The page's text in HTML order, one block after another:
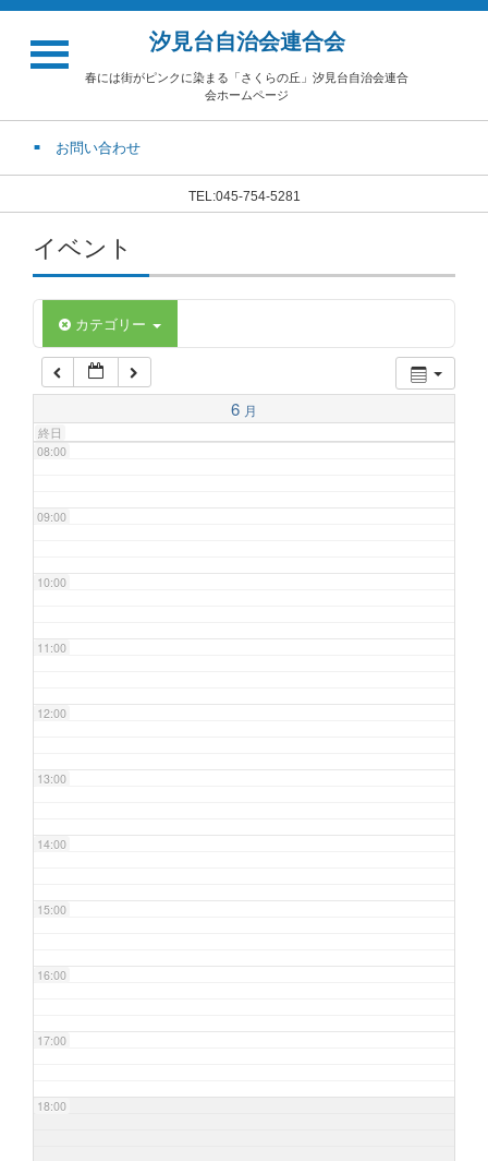
汐見台自治会連合会
春には街がピンクに染まる「さくらの丘」汐見台自治会連合
会ホームページ
お問い合わせ
TEL:045-754-5281
イベント
カテゴリー
6 月
終日
02:00
03:00
05:00
06:00
07:00
08:00
09:00
10:00
11:00
12:00
13:00
14:00
15:00
16:00
17:00
18:00